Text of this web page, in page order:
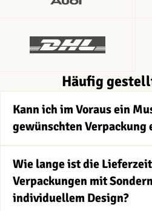
Häufig
Kann ich im Voraus ein
gewünschten Verpackung
Wie lange ist die
Verpackungen mit
individuellem Design?